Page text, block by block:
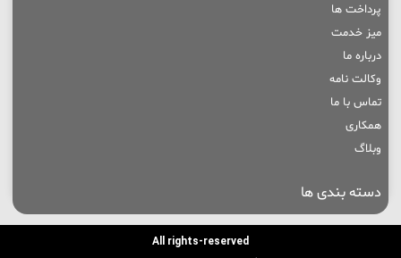
پرداخت ها
میز خدمت
درباره ما
وکالت نامه
تماس با ما
همکاری
وبلاگ
دسته بندی ها
All rights-reserved